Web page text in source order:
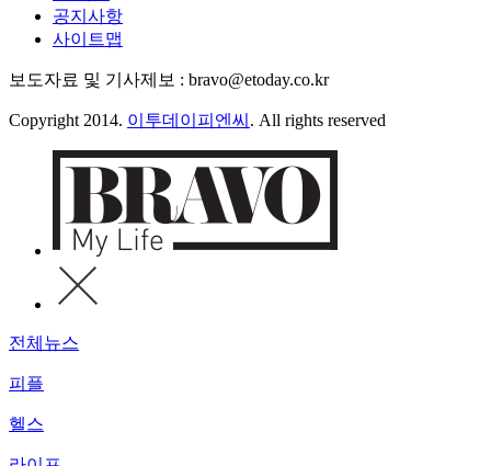
공지사항
사이트맵
보도자료 및 기사제보 : bravo@etoday.co.kr
Copyright 2014. 이투데이피엔씨 . All rights reserved
전체뉴스
피플
헬스